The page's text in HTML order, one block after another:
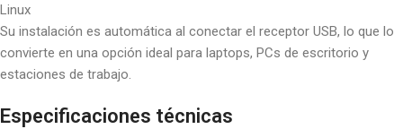
Linux
Su instalación es automática al conectar el receptor USB, lo que lo
convierte en una opción ideal para laptops, PCs de escritorio y
estaciones de trabajo.
Especificaciones técnicas